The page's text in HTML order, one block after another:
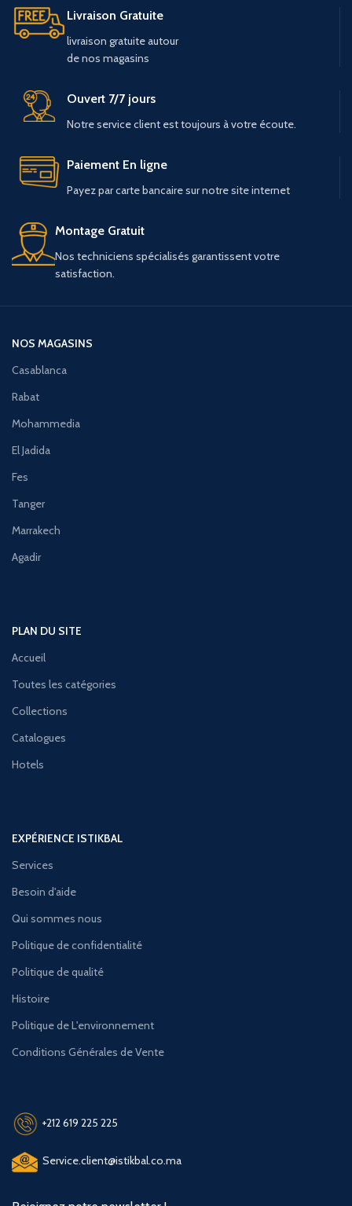
Livraison Gratuite
livraison gratuiteautour
denos magasins
Ouvert 7/7 jours
Notre service client est toujours à votre écoute.
Paiement En ligne
Payez par carte bancaire sur notre site internet
Montage Gratuit
Nos techniciens spécialisés garantissent votre
satisfaction.
NOS MAGASINS
Casablanca
Rabat
Mohammedia
El Jadida
Fes
Tanger
Marrakech
Agadir
PLAN DU SITE
Accueil
Toutes les catégories
Collections
Catalogues
Hotels
EXPÉRIENCE ISTIKBAL
Services
Besoin d'aide
Qui sommes nous
Politique de confidentialité
Politique de qualité
Histoire
Politique de L'environnement
Conditions Générales de Vente
+212 619 225 225
Service.client@istikbal.co.ma